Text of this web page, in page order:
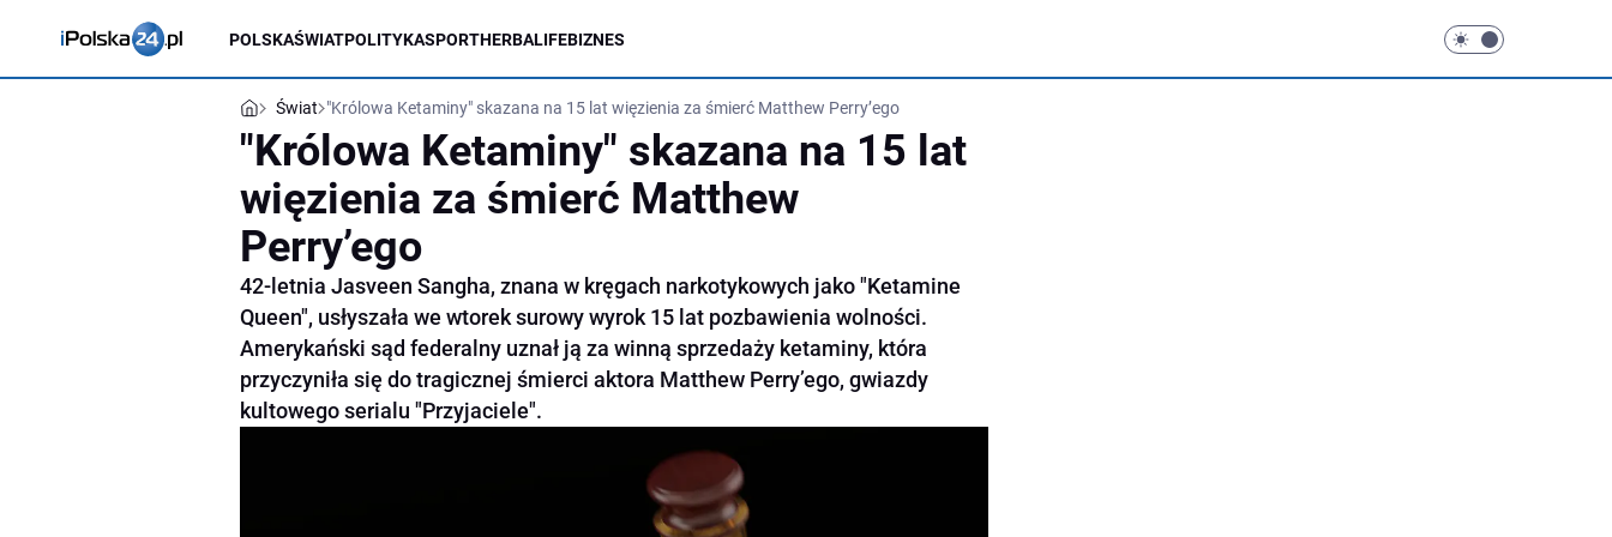
POLSKAŚWIATPOLITYKASPORTHERBALIFEBIZNES
Świat "Królowa Ketaminy" skazana na 15 lat więzienia za śmierć Matthew Perry’ego
"Królowa Ketaminy" skazana na 15 lat
więzienia za śmierć Matthew
Perry’ego
42-letnia Jasveen Sangha, znana w kręgach narkotykowych jako "Ketamine
Queen", usłyszała we wtorek surowy wyrok 15 lat pozbawienia wolności.
Amerykański sąd federalny uznał ją za winną sprzedaży ketaminy, która
przyczyniła się do tragicznej śmierci aktora Matthew Perry’ego, gwiazdy
kultowego serialu "Przyjaciele".